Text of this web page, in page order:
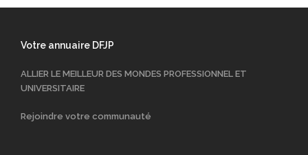
Votre annuaire DFJP
ALLIER LE MEILLEUR DES MONDES PROFESSIONNEL ET
UNIVERSITAIRE
Rejoindre votre communauté